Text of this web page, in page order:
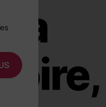
la